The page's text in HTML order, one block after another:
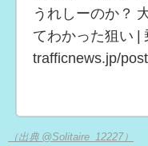
うれしーのか？
てわかった狙い |
trafficnews.jp/
（出典 @Solitaire_12227）